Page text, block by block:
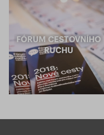
FÓRUM CESTOVNÍHO
RUCHU